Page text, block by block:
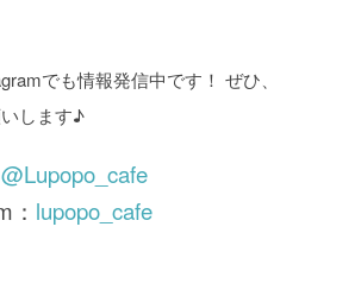
でも情報発信中です！ ぜひ、
します♪
@Lupopo_cafe
： lupopo_cafe